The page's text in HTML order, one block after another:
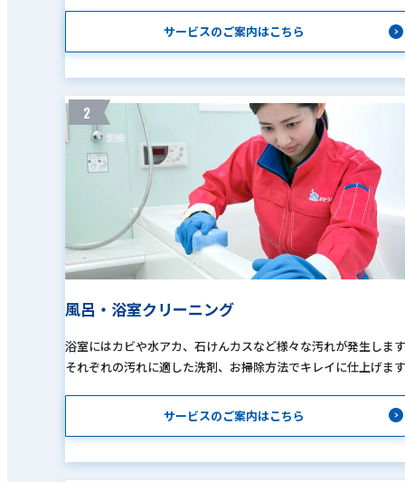
サービスのご案内はこちら
2
風呂・浴室クリーニング
浴室にはカビや水アカ、石けんカスなど様々な汚れが発生しま
それぞれの汚れに適した洗剤、お掃除方法でキレイに仕上げま
サービスのご案内はこちら